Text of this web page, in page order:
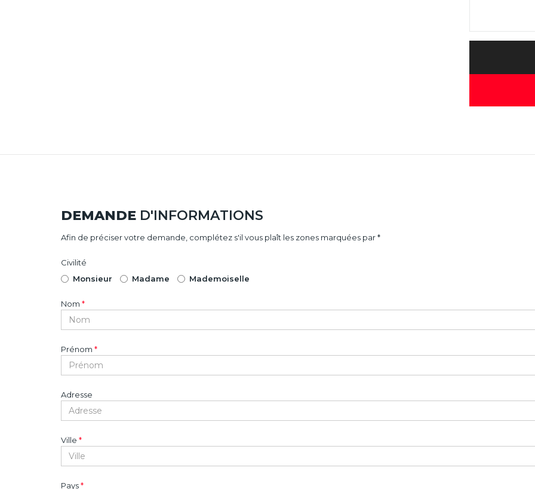
DEMANDE D'INFORMATIONS
Afin de préciser votre demande, complétez s'il vous plaît les zones marquées par *
Civilité
Monsieur
Madame Mademoiselle
Nom *
Prénom *
Adresse
Ville *
Pays*